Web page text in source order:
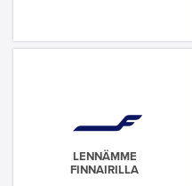
LENNÄMME
FINNAIRILLA